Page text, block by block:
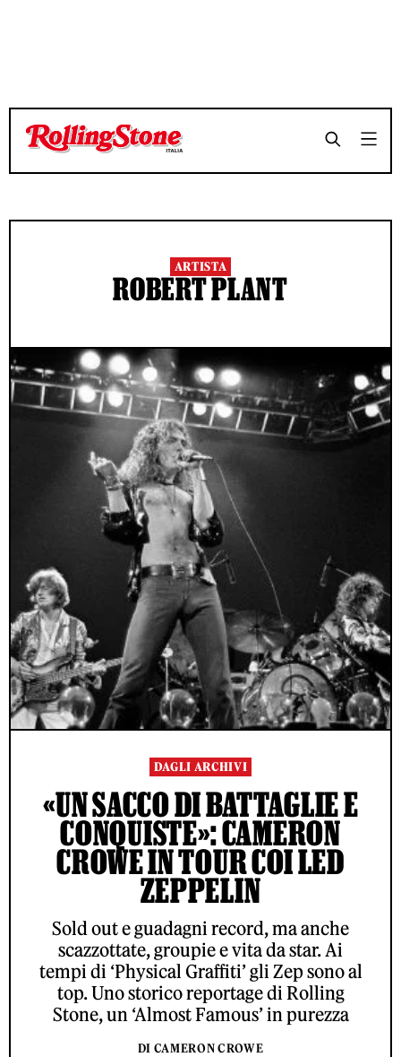
ARTISTA
ROBERT PLANT
DAGLI ARCHIVI
«UN SACCO DI BATTAGLIE E
CONQUISTE»: CAMERON
CROWE IN TOUR COI LED
ZEPPELIN
Sold out e guadagni record, ma anche
scazzottate, groupie e vita da star. Ai
tempi di ‘Physical Graffiti’ gli Zep sono al
top. Uno storico reportage di Rolling
Stone, un ‘Almost Famous’ in purezza
DI CAMERON CROWE